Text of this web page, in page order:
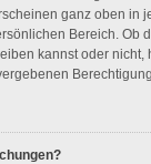
ganz oben in
Bereich. Ob
kannst oder nicht,